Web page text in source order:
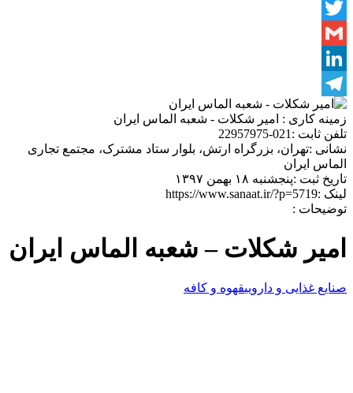
Facebook
Twitter
Gmail
LinkedIn
Telegram
زمینه کاری : امیر شکلات - شعبه الماس ایران
تلفن ثابت :021-22957975
نشانی :تهران، بزرگراه ارتش، بلوار ستاد مشترک، مجتمع تجاری
الماس ایران
تاریخ ثبت :پنجشنبه ۱۸ بهمن ۱۳۹۷
لینک :https://www.sanaat.ir/?p=5719
توضیحات :
امیر شکلات – شعبه الماس ایران
صنایع غذایی و داروییقهوه و کافه